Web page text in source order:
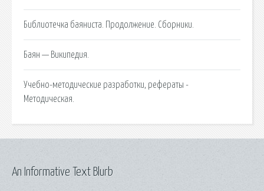
Библиотечка баяниста. Продолжение. Сборники.
Баян — Википедия.
Учебно-методические разработки, рефераты -
Методическая.
An Informative Text Blurb